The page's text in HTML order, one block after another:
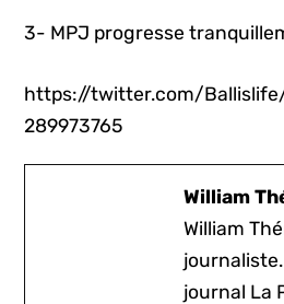
3- MPJ progresse
https://twitter.com/
289973765
William
William
journal La